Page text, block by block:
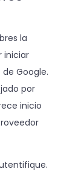
la
iniciar
Google.
por
inicio